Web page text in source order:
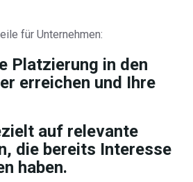
für Unternehmen:
Platzierung in den
erreichen und Ihre
auf relevante
die bereits Interesse
haben.